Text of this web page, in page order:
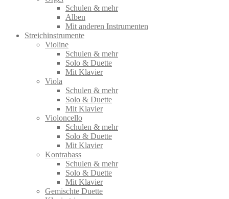
Schulen & mehr
Alben
Mit anderen Instrumenten
Streichinstrumente
Violine
Schulen & mehr
Solo & Duette
Mit Klavier
Viola
Schulen & mehr
Solo & Duette
Mit Klavier
Violoncello
Schulen & mehr
Solo & Duette
Mit Klavier
Kontrabass
Schulen & mehr
Solo & Duette
Mit Klavier
Gemischte Duette